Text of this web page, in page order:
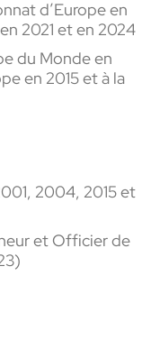
d’Europe en
2021 et en 2024
du Monde en
en 2015 et à la
2004, 2015 et
et Officier de